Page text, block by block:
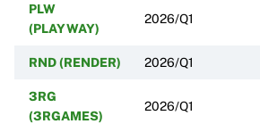
PLW
(PLAYWAY)
2026/Q1
RND (RENDER) 2026/Q1
3RG
(3RGAMES)
2026/Q1